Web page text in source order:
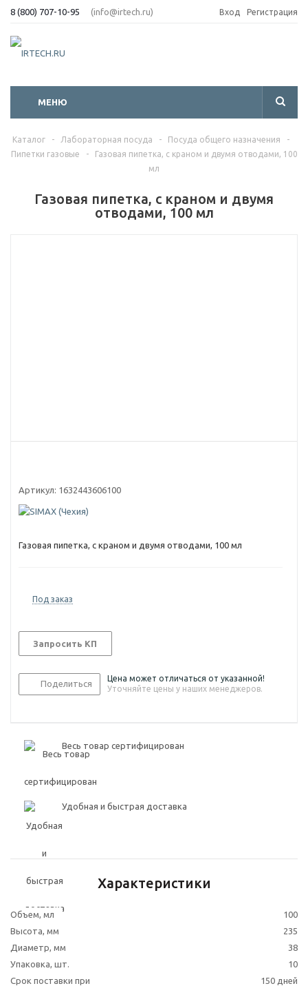
8 (800) 707-10-95 (info@irtech.ru) Вход Регистрация
МЕНЮ
Каталог - Лабораторная посуда - Посуда общего назначения
-
Пипетки газовые
-
Газовая пипетка, с краном и двумя отводами, 100
мл
Газовая пипетка, с краном и двумя
отводами, 100 мл
Артикул: 1632443606100
Газовая пипетка, с краном и двумя отводами, 100 мл
Под заказ
Запросить КП
Поделиться
Цена может отличаться от указанной!
Уточняйте цены у наших менеджеров.
Весь товар сертифицирован
Удобная и быстрая доставка
Характеристики
Объем, мл
100
Высота, мм
235
Диаметр, мм
38
Упаковка, шт.
10
Срок поставки при
150 дней